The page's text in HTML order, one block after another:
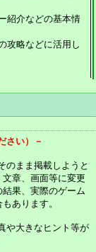
紹介などの基本情
攻略などに活用し
さい）－
のまま掲載しようと
章、画面等に変更
果、実際のゲーム
あります。
や大きなヒント等が